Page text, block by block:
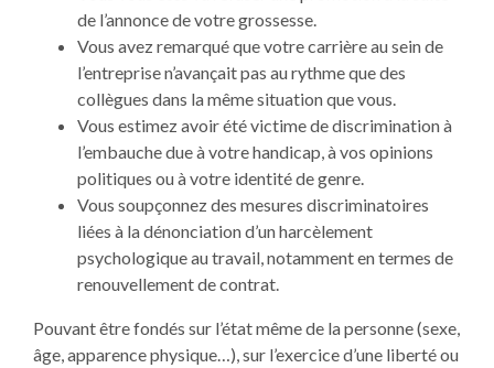
de l’annonce de votre grossesse.
Vous avez remarqué que votre carrière au sein de
l’entreprise n’avançait pas au rythme que des
collègues dans la même situation que vous.
Vous estimez avoir été victime de discrimination à
l’embauche due à votre handicap, à vos opinions
politiques ou à votre identité de genre.
Vous soupçonnez des mesures discriminatoires
liées à la dénonciation d’un harcèlement
psychologique au travail, notamment en termes de
renouvellement de contrat.
Pouvant être fondés sur l’état même de la personne (sexe,
âge, apparence physique…), sur l’exercice d’une liberté ou